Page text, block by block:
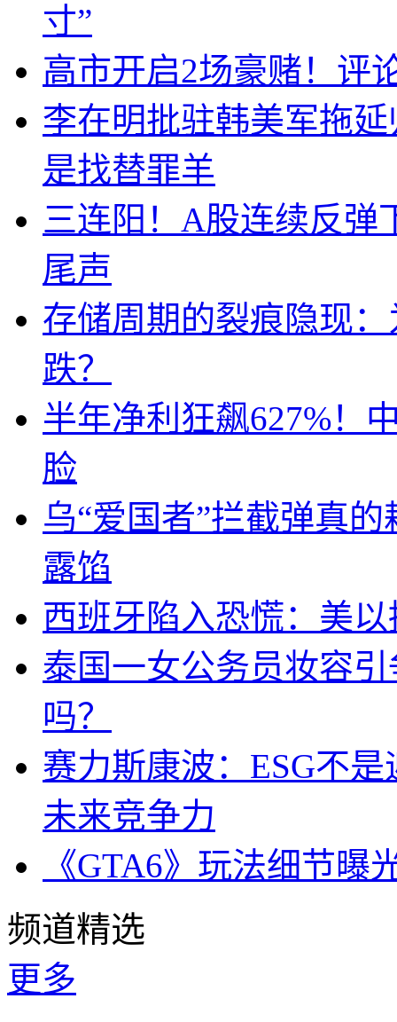
寸”
高市开启2场豪赌！评
李在明批驻韩美军拖
是找替罪羊
三连阳！A股连续反弹
尾声
存储周期的裂痕隐现
跌？
半年净利狂飙627%！
脸
乌“爱国者”拦截弹真
露馅
西班牙陷入恐慌：美
泰国一女公务员妆容
吗？
赛力斯康波：ESG不
未来竞争力
《GTA6》玩法细节
频道精选
更多